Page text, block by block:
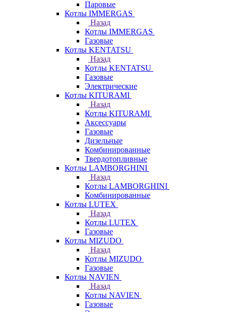
Паровые
Котлы IMMERGAS
Назад
Котлы IMMERGAS
Газовые
Котлы KENTATSU
Назад
Котлы KENTATSU
Газовые
Электрические
Котлы KITURAMI
Назад
Котлы KITURAMI
Аксессуары
Газовые
Дизельные
Комбинированные
Твердотопливные
Котлы LAMBORGHINI
Назад
Котлы LAMBORGHINI
Комбинированные
Котлы LUTEX
Назад
Котлы LUTEX
Газовые
Котлы MIZUDO
Назад
Котлы MIZUDO
Газовые
Котлы NAVIEN
Назад
Котлы NAVIEN
Газовые